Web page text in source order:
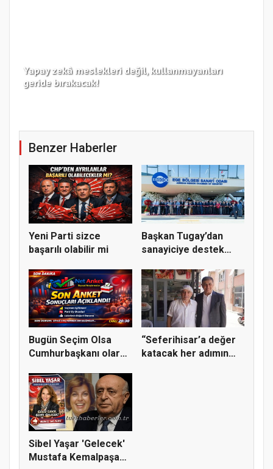
Yapay zekâ meslekleri değil, kullanmayanları
geride bırakacak!
Benzer Haberler
Yeni Parti sizce
başarılı olabilir mi
Başkan Tugay’dan
sanayiciye destek
Bugün Seçim Olsa
Cumhurbaşkanı olarak
“Seferihisar’a değer
katacak her adımın
Sibel Yaşar 'Gelecek'
Mustafa Kemalpaşa